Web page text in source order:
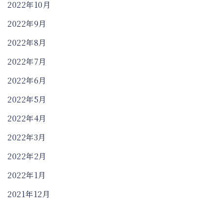
2022年10月
2022年9月
2022年8月
2022年7月
2022年6月
2022年5月
2022年4月
2022年3月
2022年2月
2022年1月
2021年12月